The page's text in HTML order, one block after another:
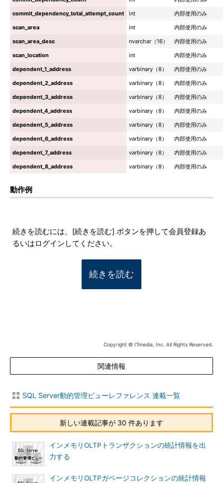
commit_dependency_total_attempt_count
int
内部使用のみ
scan_area
int
内部使用のみ
scan_area_desc
nvarchar（16）
内部使用のみ
scan_location
int
内部使用のみ
dependent_1_address
varbinary（8）
内部使用のみ
dependent_2_address
varbinary（8）
内部使用のみ
dependent_3_address
varbinary（8）
内部使用のみ
dependent_4_address
varbinary（8）
内部使用のみ
dependent_5_address
varbinary（8）
内部使用のみ
dependent_6_address
varbinary（8）
内部使用のみ
dependent_7_address
varbinary（8）
内部使用のみ
dependent_8_address
varbinary（8） 内部使用のみ
動作例
続きを読むには、[続きを読む] ボタンを押して会員登録あ
るいはログインしてください。
続きを読む
Copyright © ITmedia, Inc. All Rights Reserved.
関連情報
SQL Server動的管理ビューレファレンス 連載一覧
新しい連載記事が 30 件あります
インメモリOLTPトランザクションの統計情報を出
力する
インメモリOLTPガベージコレクションの統計情報